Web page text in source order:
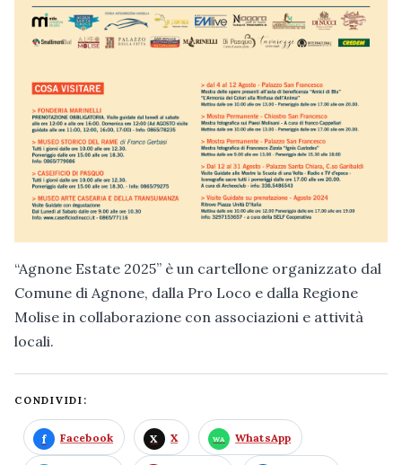
“Agnone Estate 2025” è un cartellone organizzato dal
Comune di Agnone, dalla Pro Loco e dalla Regione
Molise in collaborazione con associazioni e attività
locali.
CONDIVIDI:
Facebook X WhatsApp